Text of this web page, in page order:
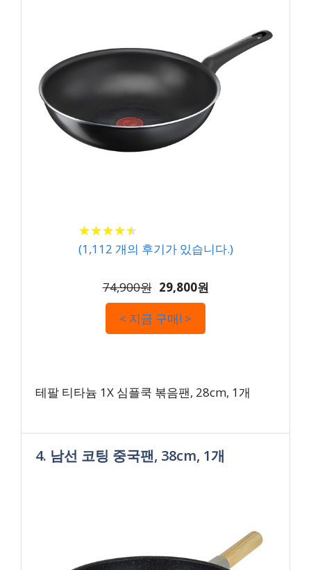
★★★★★
★★★★★
(1,112 개의 후기가 있습니다.)
74,900원 29,800원
< 지금 구매! >
테팔 티타늄 1X 심플쿡 볶음팬, 28cm, 1개
4. 남선 코팅 중국팬, 38cm, 1개